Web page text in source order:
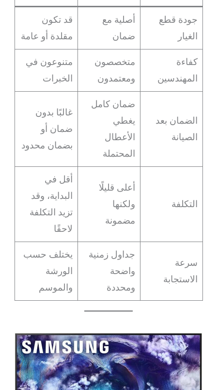
جودة قطع
الغيار
أصلية مع
ضمان
قد تكون
مقلدة أو عامة
كفاءة
المهندسين
متخصصون
ومعتمدون
متنوعون في
الخبرات
الضمان بعد
الصيانة
ضمان كامل
يغطي
الأعطال
المحتملة
غالبًا بدون
ضمان أو
بضمان محدود
التكلفة
أعلى قليلًا
ولكنها
مضمونة
أقل في
البداية، وقد
تزيد التكلفة
لاحقًا
سرعة
الاستجابة
جداول زمنية
واضحة
ومحددة
يختلف حسب
الورشة
والموسم